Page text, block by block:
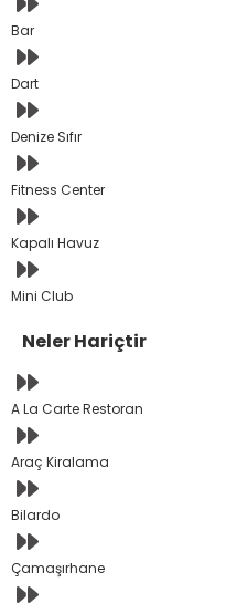
Bar
Dart
Denize Sıfır
Fitness Center
Kapalı Havuz
Mini Club
Neler Hariçtir
A La Carte Restoran
Araç Kiralama
Bilardo
Çamaşırhane